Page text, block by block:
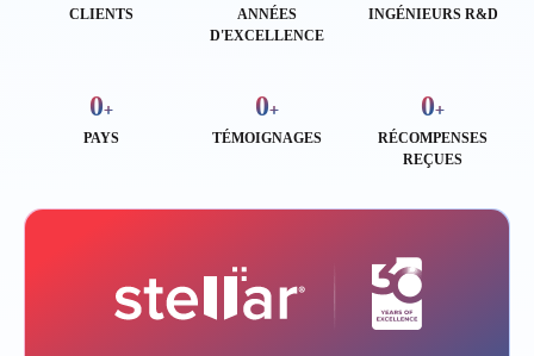
CLIENTS
ANNÉES
D'EXCELLENCE
INGÉNIEURS R&D
0+
PAYS
0+
TÉMOIGNAGES
0+
RÉCOMPENSES
REÇUES